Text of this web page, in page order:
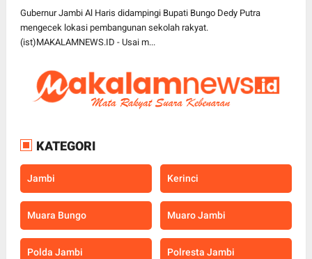
Gubernur Jambi Al Haris didampingi Bupati Bungo Dedy Putra
mengecek lokasi pembangunan sekolah rakyat.
(ist)MAKALAMNEWS.ID - Usai m...
KATEGORI
Jambi Kerinci
Muara Bungo Muaro Jambi
Polda Jambi Polresta Jambi